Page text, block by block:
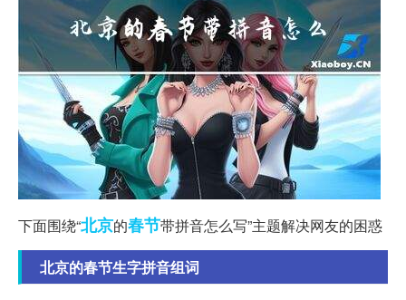
下面围绕“北京的春节带拼音怎么写”主题解决网友的困惑
北京的春节生字拼音组词